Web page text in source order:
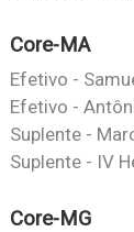
Core-MA
Efetivo -
Efetivo -
Suplente -
Suplente - IV
Core-MG